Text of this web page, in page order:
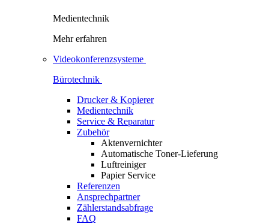
Medientechnik
Mehr erfahren
Videokonferenzsysteme
Bürotechnik
Drucker & Kopierer
Medientechnik
Service & Reparatur
Zubehör
Aktenvernichter
Automatische Toner-Lieferung
Luftreiniger
Papier Service
Referenzen
Ansprechpartner
Zählerstandsabfrage
FAQ